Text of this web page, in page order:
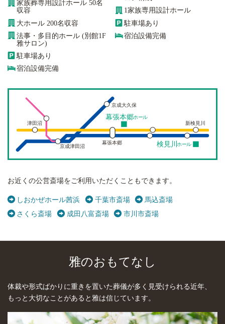
家族葬専用設計ホール 50名
収容
大ホール 200名収容
法事・多目的ホール (別館1F
雅サロン)
駐車場あり
宿泊設備完備
1家族専用設計ホール
駐車場あり
宿泊設備完備
幕張本郷ホール
検見川ホール
幕張本郷
京成大久保
京成津田沼
津田沼 新検見川
お近くの公営斎場をご利用いただくこともできます。
しおかぜホール茜浜 千葉市斎場
馬込斎場
さくら斎場
成田八富斎場 市川市斎場
雅のおもてなし
体裁や形式ばかりに重きを置いた葬儀が多く見受けられる近年、
もっと大切なことがあると雅は信じています。